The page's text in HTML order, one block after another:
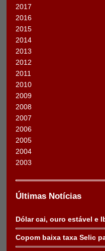
2017
2016
2015
2014
2013
2012
2011
2010
2009
2008
2007
2006
2005
2004
2003
Últimas Notícias
Dólar cai, ouro estável e
Copom baixa taxa Selic